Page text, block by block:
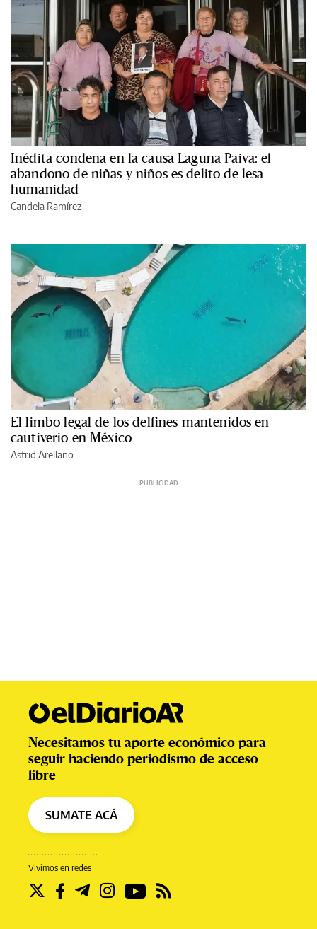
Inédita condena en la causa Laguna Paiva: el
abandono de niñas y niños es delito de lesa
humanidad
Candela Ramírez
El limbo legal de los delfines mantenidos en
cautiverio en México
Astrid Arellano
Vivimos en redes
Necesitamos tu aporte económico para
seguir haciendo periodismo de acceso
libre
SUMATE ACÁ